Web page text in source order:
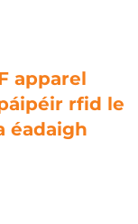
apparel
rfid le
éadaigh